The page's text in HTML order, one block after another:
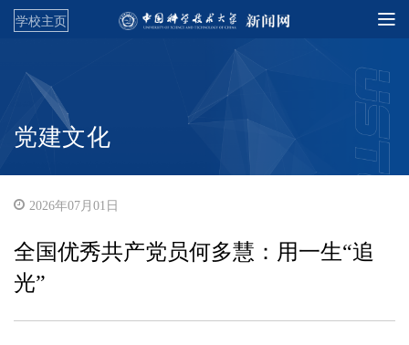
学校主页
党建文化
2026年07月01日
全国优秀共产党员何多慧：用一生“追
光”